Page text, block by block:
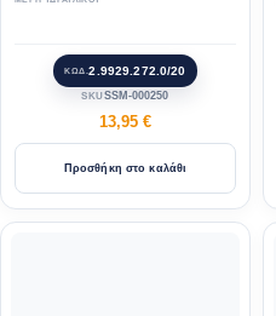
ΚΩΔ.2.9929.272.0/20
SKUSSM-000250
13,95 €
Προσθήκη στο καλάθι